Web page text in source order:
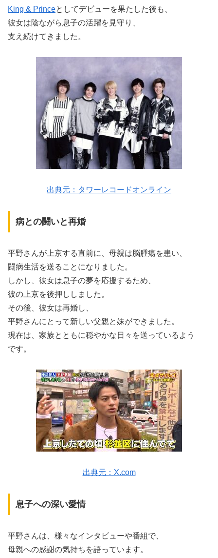
King & Princeとしてデビューを果たした後も、
彼女は陰ながら息子の活躍を見守り、
支え続けてきました。
出典元：タワーレコードオンライン
病との闘いと再婚
平野さんが上京する直前に、母親は脳腫瘍を患い、
闘病生活を送ることになりました。
しかし、彼女は息子の夢を応援するため、
彼の上京を後押ししました。
その後、彼女は再婚し、
平野さんにとって新しい父親と妹ができました。
現在は、家族とともに穏やかな日々を送っているよう
です。
出典元：X.com
息子への深い愛情
平野さんは、様々なインタビューや番組で、
母親への感謝の気持ちを語っています。